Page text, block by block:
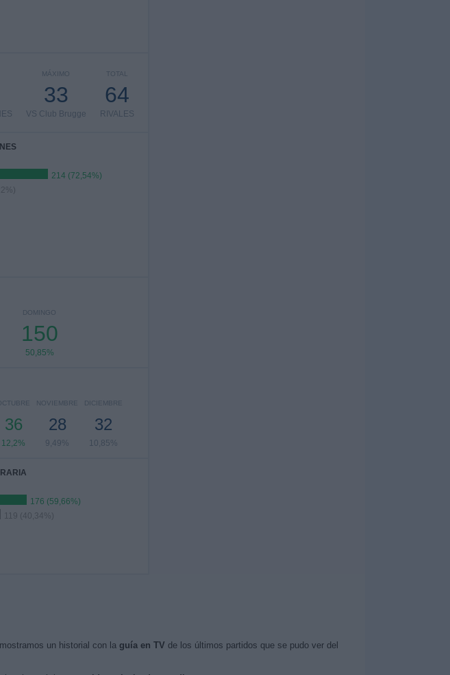
TOTAL
64
RIVALES
MÁXIMO
33
VS Club Brugge
214 (72,54%)
DOMINGO
150
50,85%
36
12,2%
NOVIEMBRE
28
9,49%
DICIEMBRE
32
10,85%
176 (59,66%)
119 (40,34%)
un historial con la guía en TV de los últimos partidos que se pudo ver del